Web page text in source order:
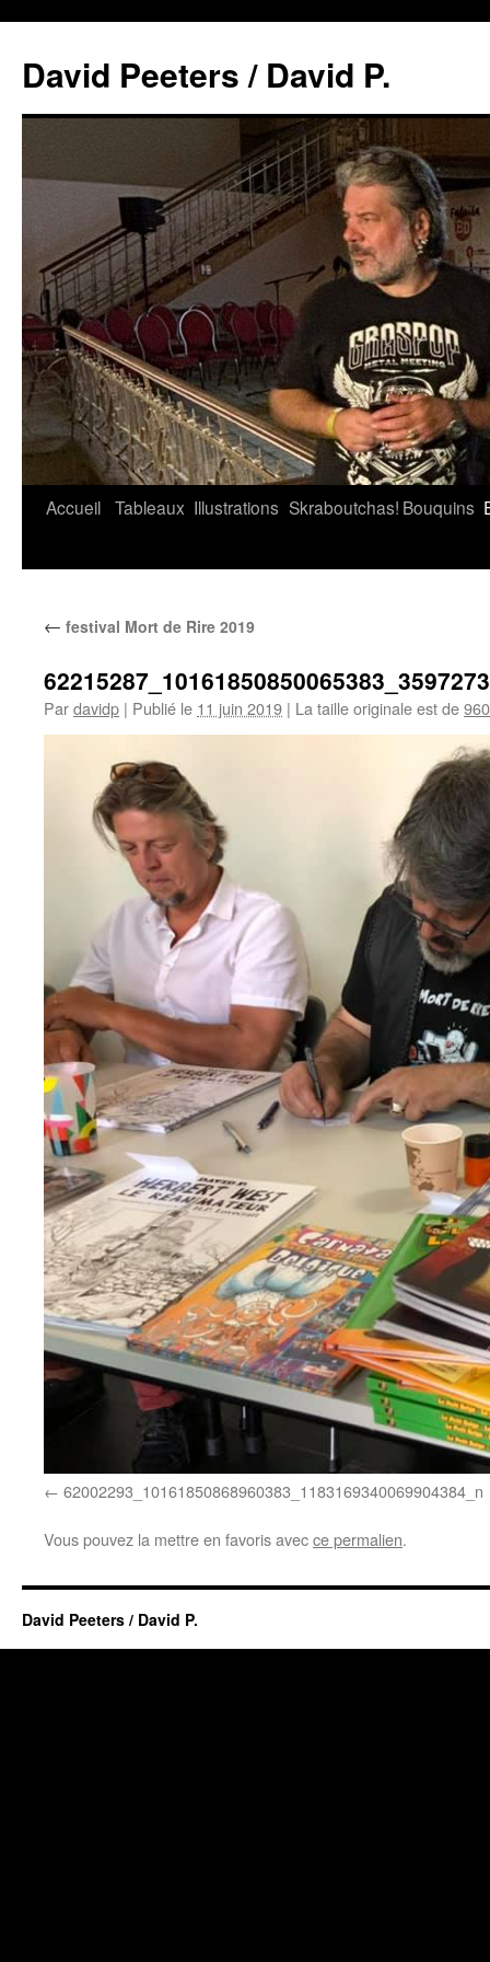
David Peeters / David P.
Accueil Tableaux Illustrations Skraboutchas! Bouquins
← festival Mort de Rire 2019
Pardavidp | Publié le 11 juin 2019 | La taille originale est de
62002293_10161850868960383_1183169340069904384_n
Vous pouvez la mettre en favoris avecce permalien.
David Peeters / David P.